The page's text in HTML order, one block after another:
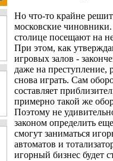
Но что-то крайне
московские
столице посещают на
При этом, как
игровых залов -
даже на преступление,
снова играть. Сам
составляет
примерно такой же
Поэтому не
законом определить
смогут заниматься
автоматов и
игорный бизнес будет